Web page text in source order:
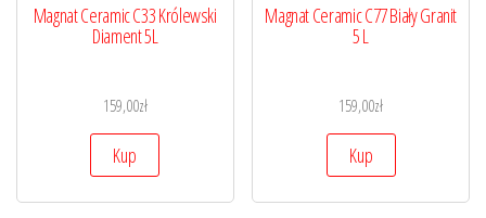
Magnat Ceramic C33 Królewski
Diament 5L
159,00zł
Kup
Magnat Ceramic C77 Biały Granit
5 L
159,00zł
Kup